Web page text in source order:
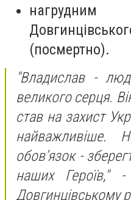
нагрудним
(посмертно).
"Владислав -
великого серця.
став на захист
обовʼязок -
наших Героїв,"
Довгинцівському